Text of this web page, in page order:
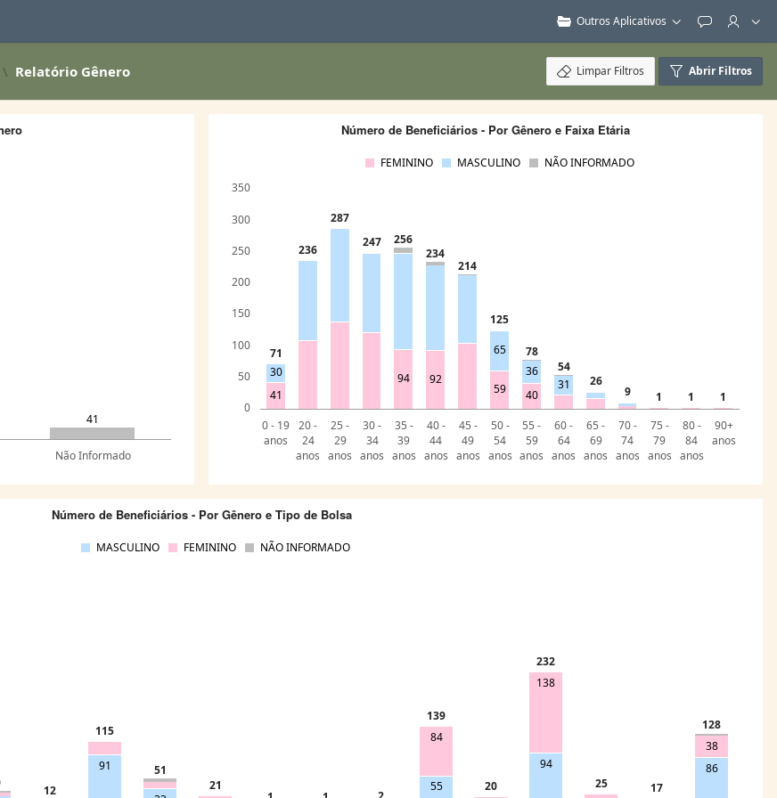
Outros Aplicativos Feedback
Relatório Gênero Limpar Filtros Abrir Filtros
41
Não Informado
41
94 92
59 40
30
65
36
31
71
236
287
247
256
234
214
125
78
54
26
9 1 1 1
Número de Beneficiários - Por Gênero e Faixa Etária
FEMININO MASCULINO NÃO INFORMADO
0
50
100
150
200
250
300
350
0 - 19
anos
20 -
24
anos
25 -
29
anos
30 -
34
anos
35 -
39
anos
40 -
44
anos
45 -
49
anos
50 -
54
anos
55 -
59
anos
60 -
64
anos
65 -
69
anos
70 -
74
anos
75 -
79
anos
80 -
84
anos
90+
anos
91
55
94
86
84
138
38
12
115
51
21
139
20
232
25 17
128
Número de Beneficiários - Por Gênero e Tipo de Bolsa
MASCULINO FEMININO NÃO INFORMADO